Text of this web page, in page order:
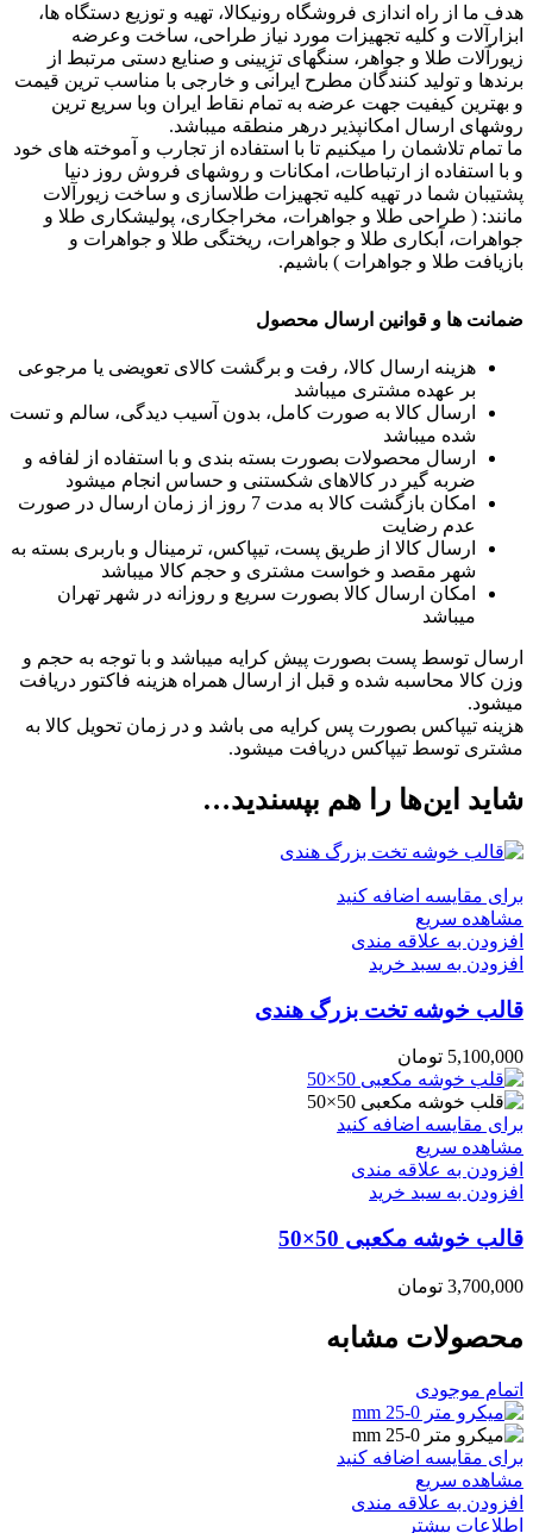
هدف ما از راه اندازی فروشگاه رونیکالا، تهیه و توزیع دستگاه ها،
ابزارآلات و کلیه تجهیزات مورد نیاز طراحی، ساخت وعرضه
زیورآلات طلا و جواهر، سنگهای تزِیینی و صنایع دستی مرتبط از
برندها و تولید کنندگان مطرح ایرانی و خارجی با مناسب ترین قیمت
و بهترین کیفیت جهت عرضه به تمام نقاط ایران وبا سریع ترین
روشهای ارسال امکانپذیر درهر منطقه میباشد.
ما تمام تلاشمان را میکنیم تا با استفاده از تجارب و آموخته های خود
و با استفاده از ارتباطات، امکانات و روشهای فروش روز دنیا
پشتیبان شما در تهیه کلیه تجهیزات طلاسازی و ساخت زیورآلات
مانند: ( طراحی طلا و جواهرات، مخراجکاری، پولیشکاری طلا و
جواهرات، آبکاری طلا و جواهرات، ریختگی طلا و جواهرات و
بازیافت طلا و جواهرات ) باشیم.
ضمانت ها و قوانین ارسال محصول
هزینه ارسال کالا، رفت و برگشت کالای تعویضی یا مرجوعی
بر عهده مشتری میباشد
ارسال کالا به صورت کامل، بدون آسیب دیدگی، سالم و تست
شده میباشد
ارسال محصولات بصورت بسته بندی و با استفاده از لفافه و
ضربه گیر در کالاهای شکستنی و حساس انجام میشود
امکان بازگشت کالا به مدت 7 روز از زمان ارسال در صورت
عدم رضایت
ارسال کالا از طریق پست، تیپاکس، ترمینال و باربری بسته به
شهر مقصد و خواست مشتری و حجم کالا میباشد
امکان ارسال کالا بصورت سریع و روزانه در شهر تهران
میباشد
ارسال توسط پست بصورت پیش کرایه میباشد و با توجه به حجم و
وزن کالا محاسبه شده و قبل از ارسال همراه هزینه فاکتور دریافت
میشود.
هزینه تیپاکس بصورت پس کرایه می باشد و در زمان تحویل کالا به
مشتری توسط تیپاکس دریافت میشود.
شاید این‌ها را هم بپسندید…
برای مقایسه اضافه کنید
مشاهده سریع
افزودن به علاقه مندی
افزودن به سبد خرید
قالب خوشه تخت بزرگ هندی
5,100,000 تومان
برای مقایسه اضافه کنید
مشاهده سریع
افزودن به علاقه مندی
افزودن به سبد خرید
قالب خوشه مکعبی 50×50
3,700,000 تومان
محصولات مشابه
اتمام موجودی
برای مقایسه اضافه کنید
مشاهده سریع
افزودن به علاقه مندی
اطلاعات بیشتر